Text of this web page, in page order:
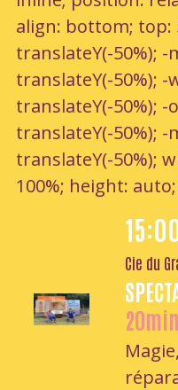
align: bottom; top:
translateY(-50%);
translateY(-50%);
translateY(-50%);
translateY(-50%);
translateY(-50%);
100%; height:
Cie du
20min